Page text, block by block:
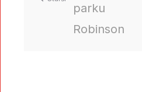
parku
Robinson